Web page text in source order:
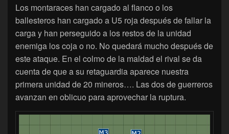
Los montaraces han cargado al flanco o los
ballesteros han cargado a U5 roja después de fallar la
carga y han perseguido a los restos de la unidad
enemiga los coja o no. No quedará mucho después de
este ataque. En el colmo de la maldad el rival se da
cuenta de que a su retaguardia aparece nuestra
primera unidad de 20 mineros…. Las dos de guerreros
avanzan en oblicuo para aprovechar la ruptura.